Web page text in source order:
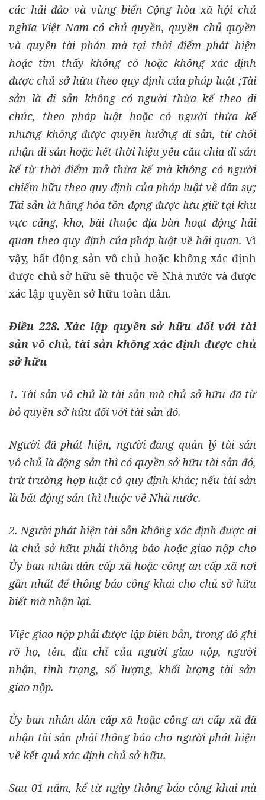
các hải đảo và vùng biển Cộng hòa xã hội chủ
nghĩa Việt Nam có chủ quyền, quyền chủ quyền
và quyền tài phán mà tại thời điểm phát hiện
hoặc tìm thấy không có hoặc không xác định
được chủ sở hữu theo quy định của pháp luật ;Tài
sản là di sản không có người thừa kế theo di
chúc, theo pháp luật hoặc có người thừa kế
nhưng không được quyền hưởng di sản, từ chối
nhận di sản hoặc hết thời hiệu yêu cầu chia di sản
kể từ thời điểm mở thừa kế mà không có người
chiếm hữu theo quy định của pháp luật về dân sự;
Tài sản là hàng hóa tồn đọng được lưu giữ tại khu
vực cảng, kho, bãi thuộc địa bàn hoạt động hải
quan theo quy định của pháp luật về hải quan. Vì
vậy, bất động sản vô chủ hoặc không xác định
được chủ sở hữu sẽ thuộc về Nhà nước và được
xác lập quyền sở hữu toàn dân.
Điều 228. Xác lập quyền sở hữu đối với tài
sản vô chủ, tài sản không xác định được chủ
sở hữu
1. Tài sản vô chủ là tài sản mà chủ sở hữu đã từ
bỏ quyền sở hữu đối với tài sản đó.
Người đã phát hiện, người đang quản lý tài sản
vô chủ là động sản thì có quyền sở hữu tài sản đó,
trừ trường hợp luật có quy định khác; nếu tài sản
là bất động sản thì thuộc về Nhà nước.
2. Người phát hiện tài sản không xác định được ai
là chủ sở hữu phải thông báo hoặc giao nộp cho
Ủy ban nhân dân cấp xã hoặc công an cấp xã nơi
gần nhất để thông báo công khai cho chủ sở hữu
biết mà nhận lại.
Việc giao nộp phải được lập biên bản, trong đó ghi
rõ họ, tên, địa chỉ của người giao nộp, người
nhận, tình trạng, số lượng, khối lượng tài sản
giao nộp.
Ủy ban nhân dân cấp xã hoặc công an cấp xã đã
nhận tài sản phải thông báo cho người phát hiện
về kết quả xác định chủ sở hữu.
Sau 01 năm, kể từ ngày thông báo công khai mà